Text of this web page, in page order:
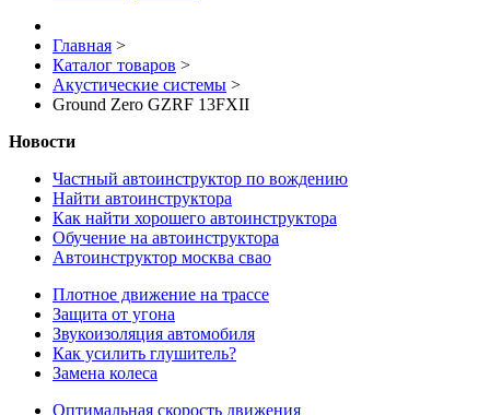
Главная >
Каталог товаров >
Акустические системы >
Ground Zero GZRF 13FXII
Новости
Частный автоинструктор по вождению
Найти автоинструктора
Как найти хорошего автоинструктора
Обучение на автоинструктора
Автоинструктор москва свао
Плотное движение на трассе
Защита от угона
Звукоизоляция автомобиля
Как усилить глушитель?
Замена колеса
Оптимальная скорость движения